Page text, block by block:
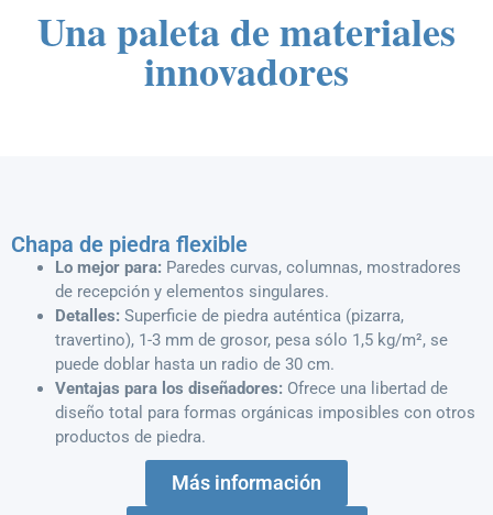
Una paleta de materiales
innovadores
Chapa de piedra flexible
Lo mejor para: Paredes curvas, columnas, mostradores
de recepción y elementos singulares.
Detalles: Superficie de piedra auténtica (pizarra,
travertino), 1-3 mm de grosor, pesa sólo 1,5 kg/m², se
puede doblar hasta un radio de 30 cm.
Ventajas para los diseñadores: Ofrece una libertad de
diseño total para formas orgánicas imposibles con otros
productos de piedra.
Más información